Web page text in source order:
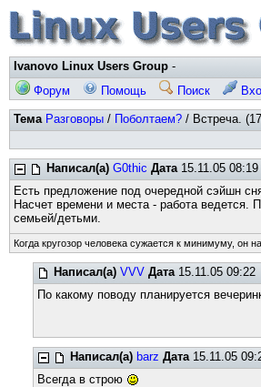
Ivanovo Linux Users Group -
Форум
Помощь Поиск
Тема Разговоры / Поболтаем? / Встреча.
Написал(а) G0thic Дата15.11.05 08:19
Есть предложение под очередной сэйшн
Насчет времени и места - работа ведется.
семьей/детьми.
Когда кругозор человека сужается к минимуму, он
Написал(а) VVV Дата15.11.05 09:22
По какому поводу планируется
Написал(а) barz Дата15.11.05
Всегда в строю